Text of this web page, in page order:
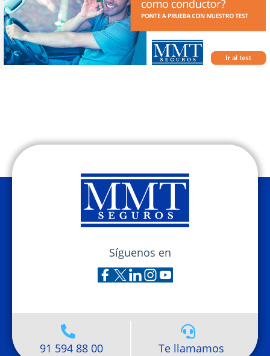
Síguenos en
91 594 88 00 Te llamamos